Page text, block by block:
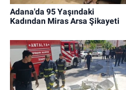
Adana'da 95 Yaşındaki
Kadından Miras Arsa Şikayeti